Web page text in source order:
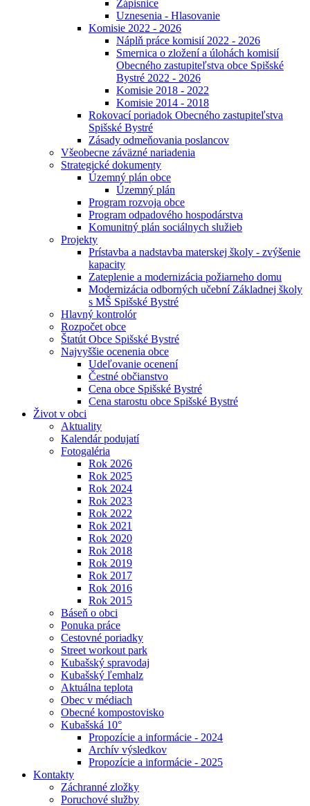
Zápisnice
Uznesenia - Hlasovanie
Komisie 2022 - 2026
Náplň práce komisií 2022 - 2026
Smernica o zložení a úlohách komisií
Obecného zastupiteľstva obce Spišské
Bystré 2022 - 2026
Komisie 2018 - 2022
Komisie 2014 - 2018
Rokovací poriadok Obecného zastupiteľstva
Spišské Bystré
Zásady odmeňovania poslancov
Všeobecne záväzné nariadenia
Strategické dokumenty
Územný plán obce
Územný plán
Program rozvoja obce
Program odpadového hospodárstva
Komunitný plán sociálnych služieb
Projekty
Prístavba a nadstavba materskej školy - zvýšenie
kapacity
Zateplenie a modernizácia požiarneho domu
Modernizácia odborných učební Základnej školy
s MŠ Spišské Bystré
Hlavný kontrolór
Rozpočet obce
Štatút Obce Spišské Bystré
Najvyššie ocenenia obce
Udeľovanie ocenení
Čestné občianstvo
Cena obce Spišské Bystré
Cena starostu obce Spišské Bystré
Život v obci
Aktuality
Kalendár podujatí
Fotogaléria
Rok 2026
Rok 2025
Rok 2024
Rok 2023
Rok 2022
Rok 2021
Rok 2020
Rok 2018
Rok 2019
Rok 2017
Rok 2016
Rok 2015
Báseň o obci
Ponuka práce
Cestovné poriadky
Street workout park
Kubašský spravodaj
Kubašský ľemhalz
Aktuálna teplota
Obec v médiach
Obecné kompostovisko
Kubašská 10°
Propozície a informácie - 2024
Archív výsledkov
Propozície a informácie - 2025
Kontakty
Záchranné zložky
Poruchové služby